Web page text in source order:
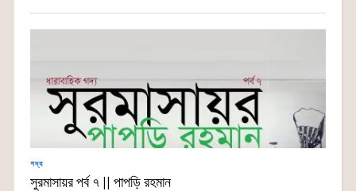
গদ্য
সুরমাসায়র পর্ব ৭ || পাপড়ি রহমান